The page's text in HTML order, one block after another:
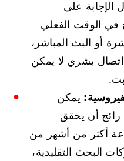
على
الفعلي
البث المباشر،
بشري لا يمكن
يمكن
أن يحقق
ساعة أكثر من أشهر من
التقليدية،